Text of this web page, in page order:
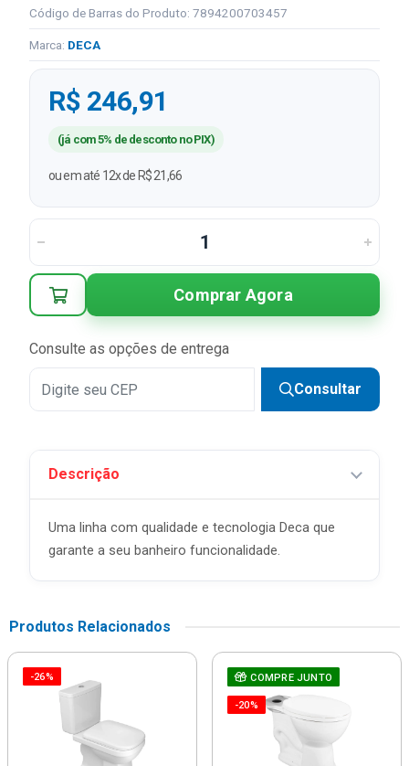
Código de Barras do Produto: 7894200703457
Marca: DECA
R$ 246,91
(já com 5% de desconto no PIX)
ou em até 12x de R$ 21,66
Comprar Agora
Consulte as opções de entrega
Consultar
Descrição
Uma linha com qualidade e tecnologia Deca que
garante a seu banheiro funcionalidade.
Produtos Relacionados
-26% COMPRE JUNTO
-20%